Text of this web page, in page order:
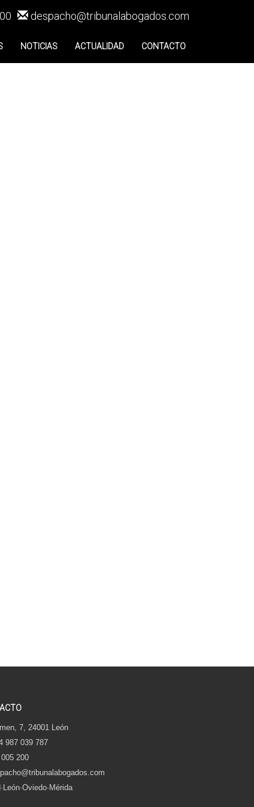
despacho@tribunalabogados.com
NOTICIAS ACTUALIDAD CONTACTO
7, 24001 León
987 039 787
200